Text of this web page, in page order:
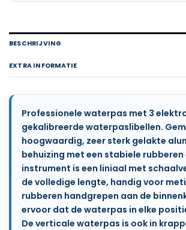
BESCHRIJVING
EXTRA INFORMATIE
Professionele waterpas met 3
gekalibreerde waterpaslibellen.
hoogwaardig, zeer sterk gelakte
behuizing met een stabiele
instrument is een liniaal met
de volledige lengte, handig voor
rubberen handgrepen aan de
ervoor dat de waterpas in elke
De verticale waterpas is ook in